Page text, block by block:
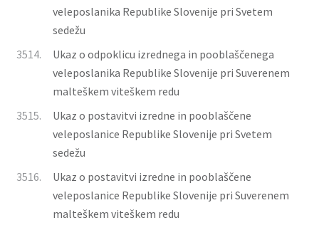
veleposlanika Republike Slovenije pri Svetem
sedežu
3514.
Ukaz o odpoklicu izrednega in pooblaščenega
veleposlanika Republike Slovenije pri Suverenem
malteškem viteškem redu
3515.
Ukaz o postavitvi izredne in pooblaščene
veleposlanice Republike Slovenije pri Svetem
sedežu
3516.
Ukaz o postavitvi izredne in pooblaščene
veleposlanice Republike Slovenije pri Suverenem
malteškem viteškem redu